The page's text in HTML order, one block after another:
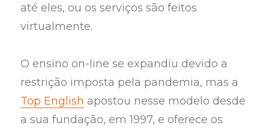
até eles, ou os serviços são feitos
virtualmente.
O ensino on-line se expandiu devido a
restrição imposta pela pandemia, mas a
Top English apostou nesse modelo desde
a sua fundação, em 1997, e oferece os